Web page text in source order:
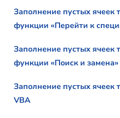
Заполнение пустых ячеек
функции «Перейти к
Заполнение пустых ячеек
функции «Поиск и замена»
Заполнение пустых ячеек
VBA